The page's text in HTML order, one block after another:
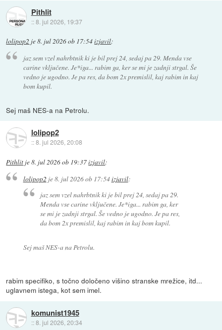
Pithlit
::8. jul 2026, 19:37
lolipop2 je8. jul 2026 ob 17:54izjavil:
jaz sem vzel nahrbtnik ki je bil prej 24, sedaj pa 29. Menda vse
carine vključene. Je*iga... rabim ga, ker se mi je zadnji strgal. Še
vedno je ugodno. Je pa res, da bom 2x premislil, kaj rabim in kaj
bom kupil.
Sej maš NES-a na Petrolu.
lolipop2
::8. jul 2026, 20:08
Pithlit je8. jul 2026 ob 19:37izjavil:
lolipop2je8. jul 2026 ob 17:54izjavil:
jaz sem vzel nahrbtnik ki je bil prej 24, sedaj pa 29.
Menda vse carine vključene. Je*iga... rabim ga, ker
se mi je zadnji strgal. Še vedno je ugodno. Je pa res,
da bom 2x premislil, kaj rabim in kaj bom kupil.
Sej maš NES-a na Petrolu.
rabim specifiko, s točno določeno višino stranske mrežice, itd...
uglavnem istega, kot sem imel.
komunist1945
::8. jul 2026, 20:34